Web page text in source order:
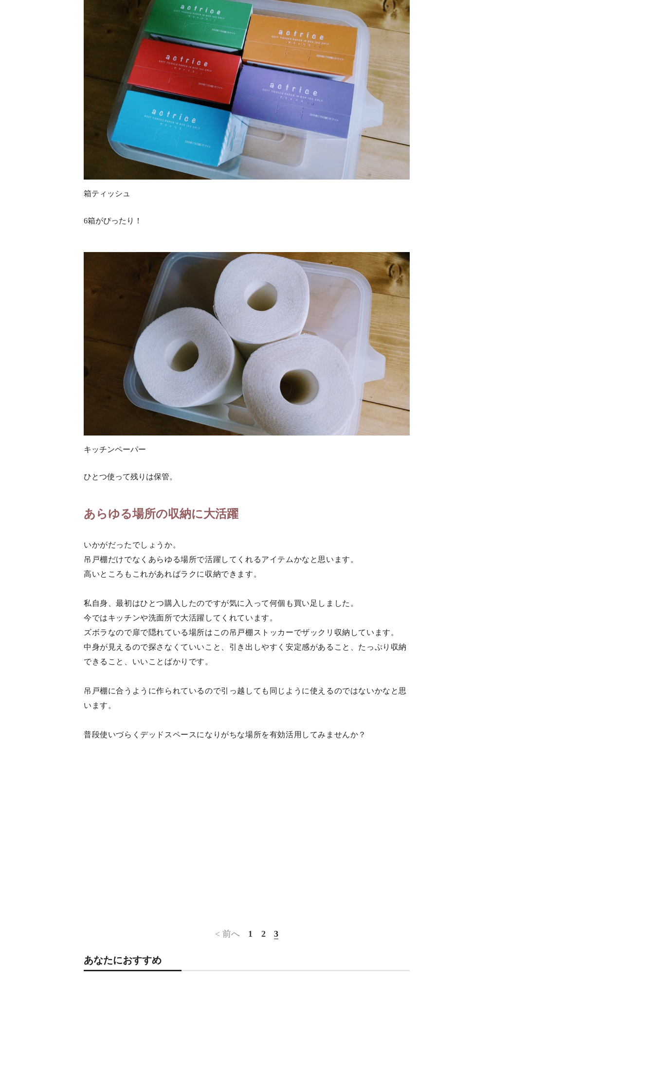
箱ティッシュ
6箱がぴったり！
キッチンペーパー
ひとつ使って残りは保管。
あらゆる場所の収納に大活躍
いかがだったでしょうか。
吊戸棚だけでなくあらゆる場所で活躍してくれるアイテムかなと思います。
高いところもこれがあればラクに収納できます。
私自身、最初はひとつ購入したのですが気に入って何個も買い足しました。
今ではキッチンや洗面所で大活躍してくれています。
ズボラなので扉で隠れている場所はこの吊戸棚ストッカーでザックリ収納しています。
中身が見えるので探さなくていいこと、引き出しやすく安定感があること、たっぷり収納
できること、いいことばかりです。
吊戸棚に合うように作られているので引っ越しても同じように使えるのではないかなと思
います。
普段使いづらくデッドスペースになりがちな場所を有効活用してみませんか？
< 前へ 1 2 3
あなたにおすすめ